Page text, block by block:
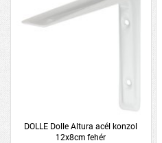
DOLLE Dolle Altura acél konzol
12x8cm fehér